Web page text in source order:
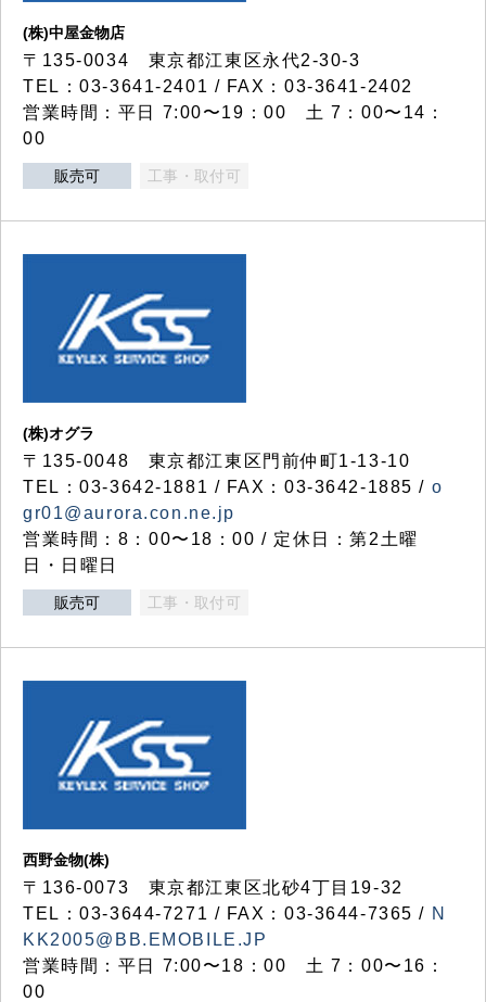
(株)中屋金物店
〒135-0034 東京都江東区永代2-30-3
TEL：03-3641-2401 / FAX：03-3641-2402
営業時間：平日 7:00〜19：00 土 7：00〜14：
00
販売可 工事・取付可
(株)オグラ
〒135-0048 東京都江東区門前仲町1-13-10
TEL：03-3642-1881 / FAX：03-3642-1885 / o
gr01@aurora.con.ne.jp
営業時間：8：00〜18：00 / 定休日：第2土曜
日・日曜日
販売可 工事・取付可
西野金物(株)
〒136-0073 東京都江東区北砂4丁目19-32
TEL：03‐3644‐7271 / FAX：03-3644-7365 / N
KK2005@BB.EMOBILE.JP
営業時間：平日 7:00〜18：00 土 7：00〜16：
00